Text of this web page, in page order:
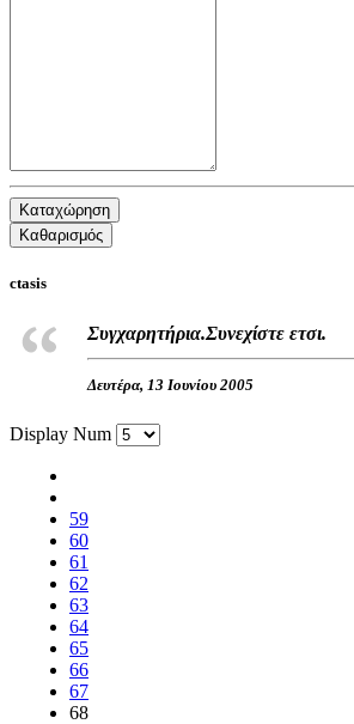
Καταχώρηση
Καθαρισμός
ctasis
Συγχαρητήρια.Συνεχίστε ετσι.
Δευτέρα, 13 Ιουνίου 2005
Display Num
59
60
61
62
63
64
65
66
67
68